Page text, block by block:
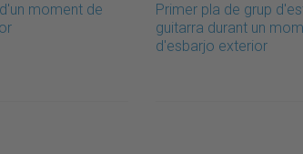
moment de
Primer pla de grup
guitarra durant un
d'esbarjo exterior